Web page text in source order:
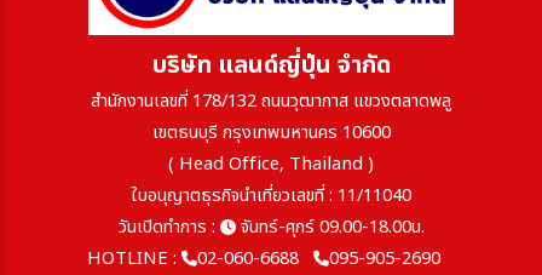
บริษัท แลนด์ญี่ปุ่น จำกัด
สำนักงานเลขที่ 178/132 ถนนวุฒากาส แขวงตลาดพลู
เขตธนบุรี กรุงเทพมหานคร 10600
( Head Office, Thailand )
ใบอนุญาตธุรกิจนำเที่ยวเลขที่ : 11/11040
วันเปิดทำการ :
จันทร์-ศุกร์ 09.00-18.00น.
HOTLINE :
02-060-6688
095-905-2690